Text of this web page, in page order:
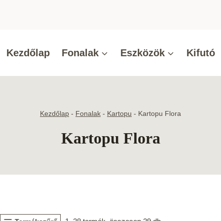
Kezdőlap Fonalak Eszközök Kifutó
Kezdőlap - Fonalak - Kartopu - Kartopu Flora
Kartopu Flora